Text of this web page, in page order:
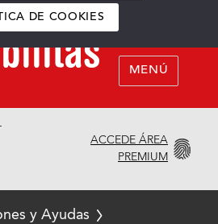
MENÚ
ACCEDE ÁREA
PREMIUM
y Ayudas
DE COOKIES